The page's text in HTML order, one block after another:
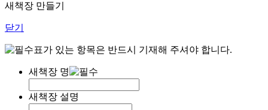
새책장 만들기
닫기
표가 있는 항목은 반드시 기재해 주셔야 합니다.
새책장 명
새책장 설명